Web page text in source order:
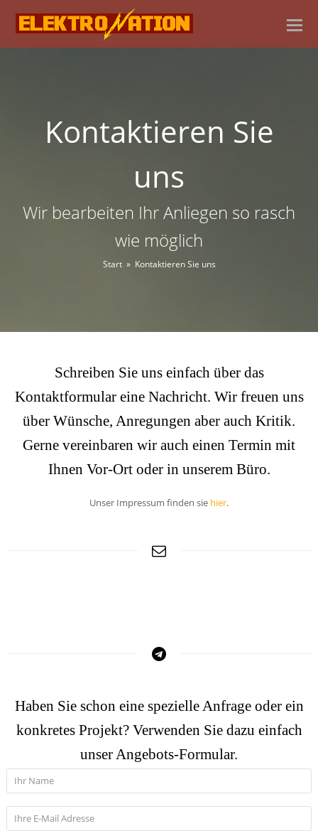
Kontaktieren Sie
uns
Wir bearbeiten Ihr Anliegen so rasch
wie möglich
Start » Kontaktieren Sie uns
Schreiben Sie uns einfach über das
Kontaktformular eine Nachricht. Wir freuen uns
über Wünsche, Anregungen aber auch Kritik.
Gerne vereinbaren wir auch einen Termin mit
Ihnen Vor-Ort oder in unserem Büro.
Unser Impressum finden sie hier.
Haben Sie schon eine spezielle Anfrage oder ein
konkretes Projekt? Verwenden Sie dazu einfach
unser Angebots-Formular.